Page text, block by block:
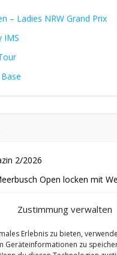
Zustimmung verwalten
Erlebnis zu bieten,
Geräteinformationen zu
– Ladies NRW Grand Prix
IMS
2/2026
Open locken mit